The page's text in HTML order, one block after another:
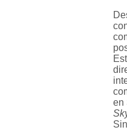
en